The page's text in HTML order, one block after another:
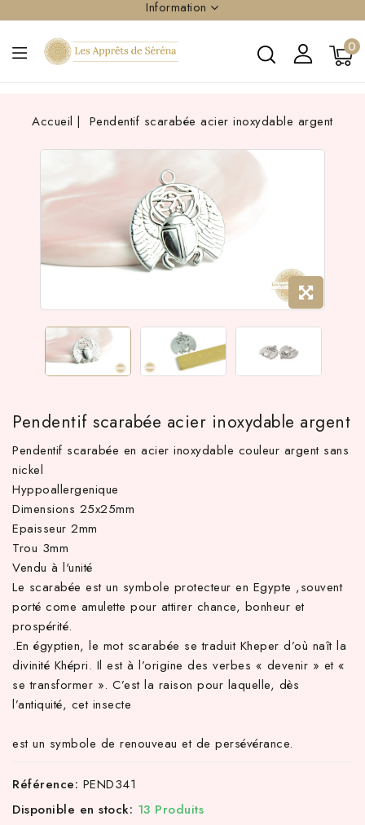
Information
0
d'achat hors frais de port en France métropolitaine ! À
Accueil Pendentif scarabée acier inoxydable argent
Pendentif scarabée acier inoxydable argent
Pendentif scarabée en acier inoxydable couleur argent sans
nickel
Hyppoallergenique
Dimensions 25x25mm
Epaisseur 2mm
Trou 3mm
Vendu à l'unité
Le scarabée est un symbole protecteur en Egypte ,souvent
porté come amulette pour attirer chance, bonheur et
prospérité.
.En égyptien, le mot scarabée se traduit Kheper d’où naît la
divinité Khépri. Il est à l’origine des verbes « devenir » et «
se transformer ». C’est la raison pour laquelle, dès
l’antiquité, cet insecte
est un symbole de renouveau et de persévérance.
Référence: PEND341
Disponible en stock: 13 Produits